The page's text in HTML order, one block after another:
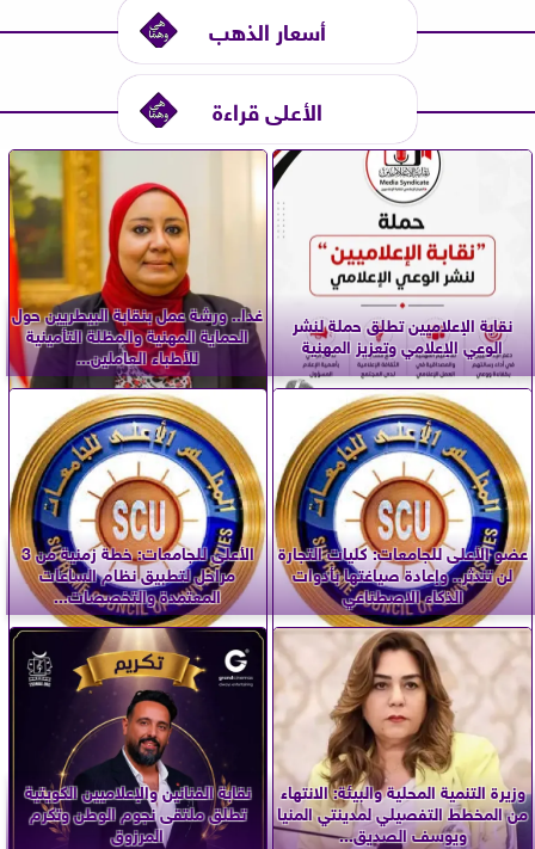
أسعار الذهب
الأعلى قراءة
نقابة الإعلاميين تطلق حملة لنشر
الوعي الإعلامي وتعزيز المهنية
غدا.. ورشة عمل بنقابة البيطريين حول
الحماية المهنية والمظلة التأمينية
للأطباء العاملين...
عضو الأعلى للجامعات: كليات التجارة
لن تندثر.. وإعادة صياغتها بأدوات
الذكاء الاصطناعي
الأعلى للجامعات: خطة زمنية من 3
مراحل لتطبيق نظام الساعات
المعتمدة والتخصصات...
وزيرة التنمية المحلية والبيئة: الانتهاء
من المخطط التفصيلي لمدينتي المنيا
ويوسف الصديق...
نقابة الفنانين والإعلاميين الكويتية
تطلق ملتقى نجوم الوطن وتكرم
المرزوق